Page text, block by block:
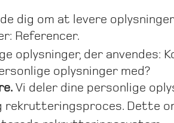
dig om at levere
Referencer.
oplysninger, der anvendes:
oplysninger med?
Vi deler dine personlige
rekrutteringsproces. Dette